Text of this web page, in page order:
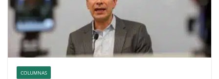
COLUMNAS